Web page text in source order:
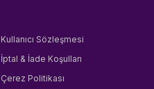
Kullanıcı Sözleşmesi
İptal & İade Koşulları
Çerez Politikası